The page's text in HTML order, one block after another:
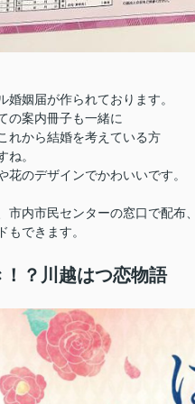
婚姻届が作られております。
の案内冊子も一緒に
れから結婚を考えている方
ね。
花のデザインでかわいいです。
市内市民センターの窓口で配布
もできます。
！？川越はつ恋物語